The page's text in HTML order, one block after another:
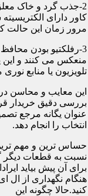
2-جذب گرد و خاک
کاور دارای
مرور زمان این حالت
3-رفلکتیو بودن
منعکس می کنند و این
تلویزیون یا منابع
این معایب و محاسن
بررسی دقیق خریدار
عنوان یگانه مرجع
انتخاب را انجام دهد.
حساس ترین و مهم
نسبت به قطعات دیگر
برای آن پیش بیاید
هنگام نگهداری از ال
کنید.حالا چگونه این